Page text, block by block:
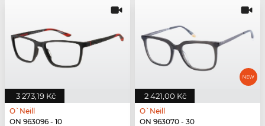
3 273,19 Kč
O`Neill
ON 963096 - 10
2 421,00 Kč
O`Neill
ON 963070 - 30